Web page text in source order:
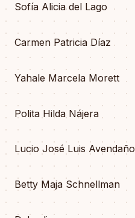
Sofía Alicia del Lago
Carmen Patricia Díaz
Yahale Marcela Morett
Polita Hilda Nájera
Lucio José Luis Avendaño
Betty Maja Schnellman